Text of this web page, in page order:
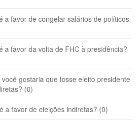
a favor de congelar salários de políticos
a favor da volta de FHC à presidência?
gostaria que fosse eleito presidente
(0)
a favor de eleições indiretas? (0)